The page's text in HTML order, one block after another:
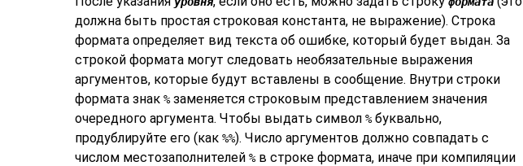
должна быть простая строковая константа, не выражение). Строка
формата определяет вид текста об ошибке, который будет выдан. За
строкой формата могут следовать необязательные выражения
аргументов, которые будут вставлены в сообщение. Внутри строки
формата знак %заменяется строковым представлением значения
очередного аргумента. Чтобы выдать символ %буквально,
продублируйте его (как %%). Число аргументов должно совпадать с
числом местозаполнителей %в строке формата, иначе при компиляции